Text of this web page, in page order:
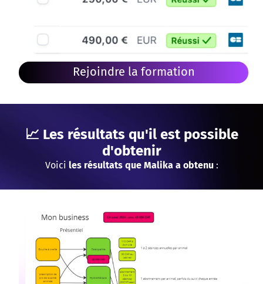
Rejoindre la formation
📈 Les résultats qu'il est possible
d'obtenir
Voici les résultats que Malika a obtenu :